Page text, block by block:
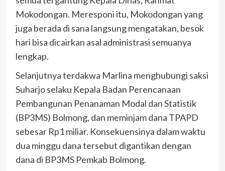
Mokodongan. Meresponi itu, Mokodongan yang
juga berada di sana langsung mengatakan, besok
hari bisa dicairkan asal administrasi semuanya
lengkap.
Selanjutnya terdakwa Marlina menghubungi saksi
Suharjo selaku Kepala Badan Perencanaan
Pembangunan Penanaman Modal dan Statistik
(BP3MS) Bolmong, dan meminjam dana TPAPD
sebesar Rp1 miliar. Konsekuensinya dalam waktu
dua minggu dana tersebut digantikan dengan
dana di BP3MS Pemkab Bolmong.